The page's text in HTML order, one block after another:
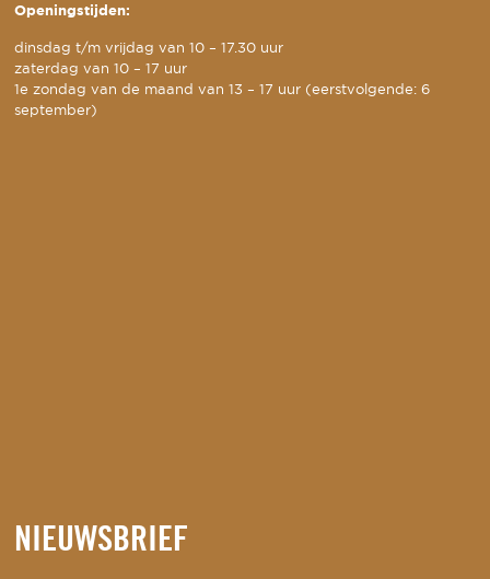
Openingstijden:
dinsdag t/m vrijdag van 10 – 17.30 uur
zaterdag van 10 – 17 uur
1e zondag van de maand van 13 – 17 uur (eerstvolgende: 6
september)
NIEUWSBRIEF